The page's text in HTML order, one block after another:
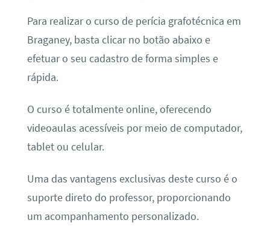
Para realizar o curso de perícia grafotécnica em
Braganey, basta clicar no botão abaixo e
efetuar o seu cadastro de forma simples e
rápida.
O curso é totalmente online, oferecendo
videoaulas acessíveis por meio de computador,
tablet ou celular.
Uma das vantagens exclusivas deste curso é o
suporte direto do professor, proporcionando
um acompanhamento personalizado.